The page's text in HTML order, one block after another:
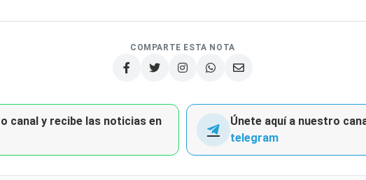
COMPARTE ESTA NOTA
canal y recibe las noticias en
Únete aquí a nuestro
telegram